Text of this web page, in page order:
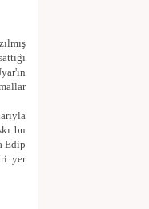
bu
Edip
yer